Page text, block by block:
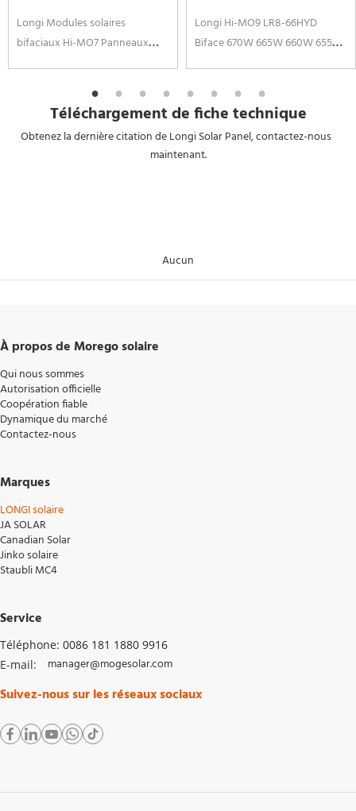
Longi Modules solaires
bifaciaux Hi-MO7 Panneaux
performance pour centrale
électrique utilitaire
Longi Hi-MO9 LR8-66HYD
Biface 670W 665W 660W 655W
Téléchargement de fiche technique
Obtenez la dernière citation de Longi Solar Panel, contactez-nous
maintenant.
Aucun
À propos de Morego solaire
Qui nous sommes
Autorisation officielle
Coopération fiable
Dynamique du marché
Contactez-nous
Marques
LONGI solaire
JA SOLAR
Canadian Solar
Jinko solaire
Staubli MC4
Service
Téléphone: 0086 181 1880 9916
E-mail:
manager@mogesolar.com
Suivez-nous sur les réseaux sociaux